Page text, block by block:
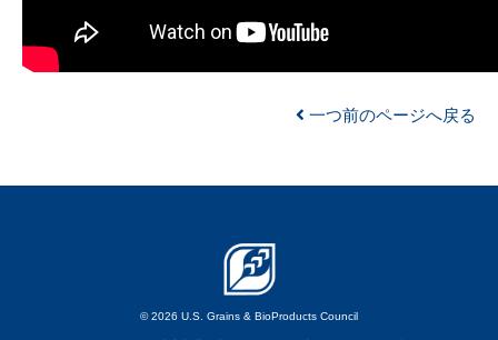
一つ前のページへ戻る
© 2026 U.S. Grains & BioProducts Council